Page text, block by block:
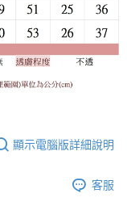
顯示電腦版詳細說明
客服